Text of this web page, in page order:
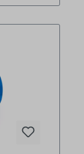
(155 °C),
er
og for
0105
Med